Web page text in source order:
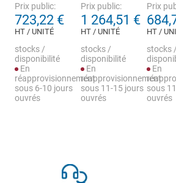
Prix public:
723,22 €
HT / UNITÉ
stocks /
disponibilité
En
réapprovisionnement
sous 6-10 jours
ouvrés
Prix public:
1 264,51 €
HT / UNITÉ
stocks /
disponibilité
En
réapprovisionnement
sous 11-15 jours
ouvrés
Prix
HT /
stocks /
En
sous
ouvrés